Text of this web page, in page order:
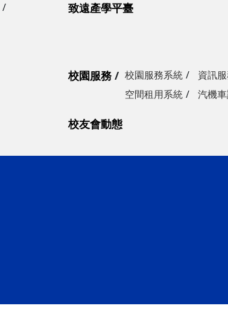
致遠產學平臺
校園服務 校園服務系統 資訊
空間租用系統
汽機
校友會動態